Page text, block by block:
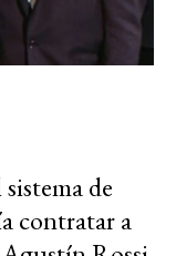
de
contratar a